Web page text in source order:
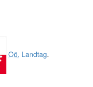
Oö. Landtag.